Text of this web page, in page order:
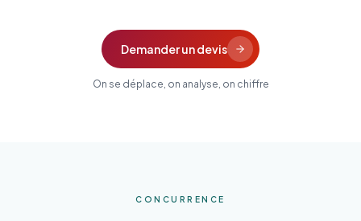
Demander un devis
On se déplace, on analyse, on chiffre
CONCURRENCE